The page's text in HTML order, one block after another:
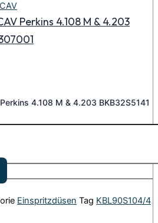
CAV
Perkins 4.108 M & 4.203
4.108 M & 4.203 BKB32S5141
Einspritzdüsen Tag KBL90S104/4